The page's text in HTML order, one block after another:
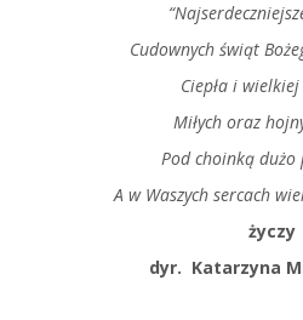
Cudownych świąt
Ciepła i
Miłych oraz
Pod choinką dużo
A w Waszych sercach
życzy
dyr. Katarzyna